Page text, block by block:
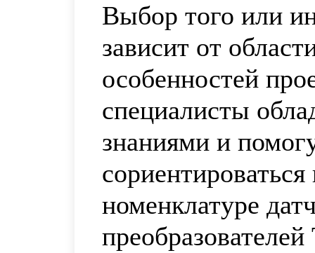
Выбор того или
зависит от
особенностей
специалисты
знаниями и
номенклатуре